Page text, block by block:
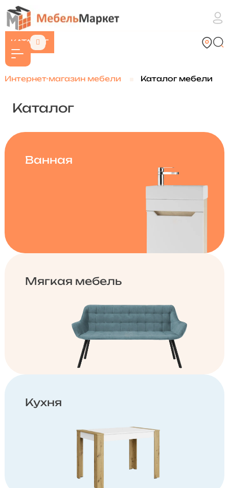
КАТАЛОГ
Интернет-магазин мебели Каталог мебели
Каталог
Кухня
Мягкая мебель
Ванная